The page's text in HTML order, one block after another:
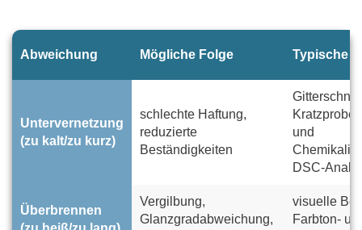
Abweichung Mögliche Folge Typische
Untervernetzung
(zu kalt/zu kurz)
schlechte Haftung,
reduzierte
Beständigkeiten
und
DSC-
Überbrennen
Vergilbung,
Glanzgradabweichung,
visuelle
Farbton-